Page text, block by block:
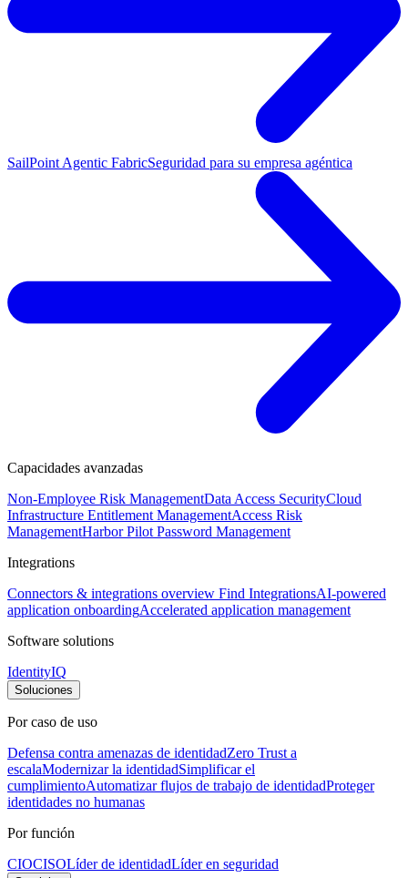
SailPoint Agentic FabricSeguridad para su empresa agéntica
Capacidades avanzadas
Non-Employee Risk ManagementData Access SecurityCloud
Infrastructure Entitlement ManagementAccess Risk
ManagementHarbor Pilot Password Management
Integrations
Connectors & integrations overview Find IntegrationsAI-powered
application onboardingAccelerated application management
Software solutions
IdentityIQ
Soluciones
Por caso de uso
Defensa contra amenazas de identidadZero Trust a
escalaModernizar la identidadSimplificar el
cumplimientoAutomatizar flujos de trabajo de identidadProteger
identidades no humanas
Por función
CIOCISOLíder de identidadLíder en seguridad